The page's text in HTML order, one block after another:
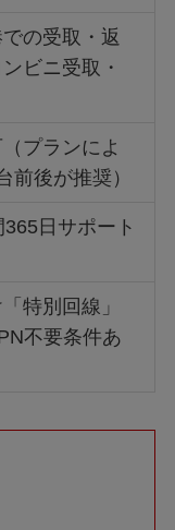
の受取・返
ビニ受取・
プランによ
前後が推奨）
日サポート
特別回線」
不要条件あ